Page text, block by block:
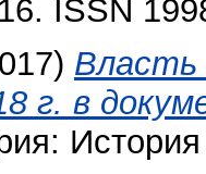
ISSN
Власть
г. в